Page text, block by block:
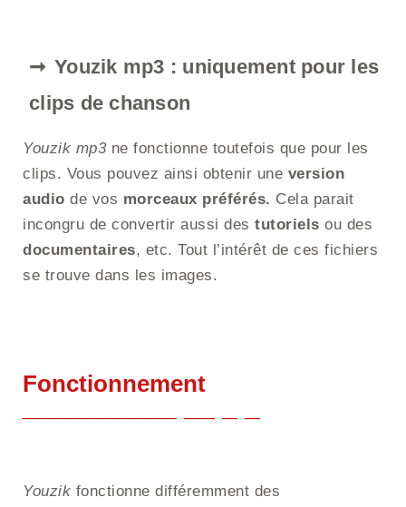
Youzik mp3 : uniquement pour les
clips de chanson
Youzik mp3ne fonctionne toutefois que pour les
clips. Vous pouvez ainsi obtenir une version
audio de vos morceaux préférés. Cela parait
incongru de convertir aussi des tutoriels ou des
documentaires, etc. Tout l’intérêt de ces fichiers
se trouve dans les images.
Fonctionnement
Youzik fonctionne différemment des